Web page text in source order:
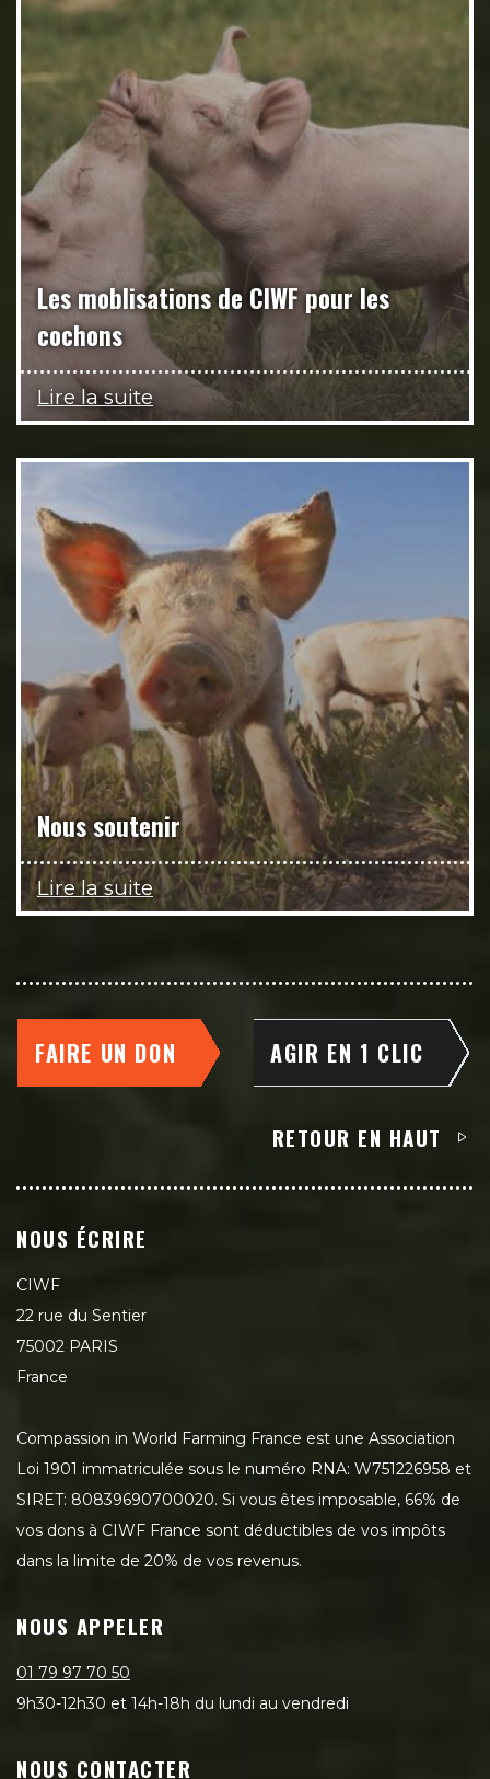
Les moblisations de CIWF pour les
cochons
Lire la suite
Nous soutenir
Lire la suite
FAIRE UN DON AGIR EN 1 CLIC
RETOUR EN HAUT
NOUS ÉCRIRE
CIWF
22 rue du Sentier
75002 PARIS
France
Compassion in World Farming France est une Association
Loi 1901 immatriculée sous le numéro RNA: W751226958 et
SIRET: 80839690700020. Si vous êtes imposable, 66% de
vos dons à CIWF France sont déductibles de vos impôts
dans la limite de 20% de vos revenus.
NOUS APPELER
01 79 97 70 50
9h30-12h30 et 14h-18h du lundi au vendredi
NOUS CONTACTER